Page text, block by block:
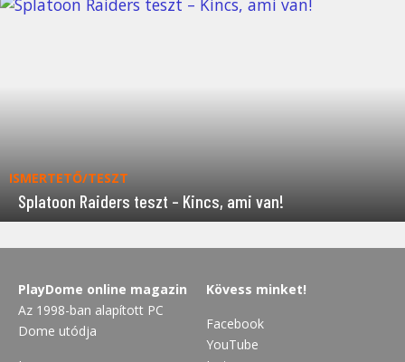
ISMERTETŐ/TESZT
Splatoon Raiders teszt – Kincs, ami van!
PlayDome online magazin
Az 1998-ban alapított PC
Dome utódja
Kövess minket!
Facebook
YouTube